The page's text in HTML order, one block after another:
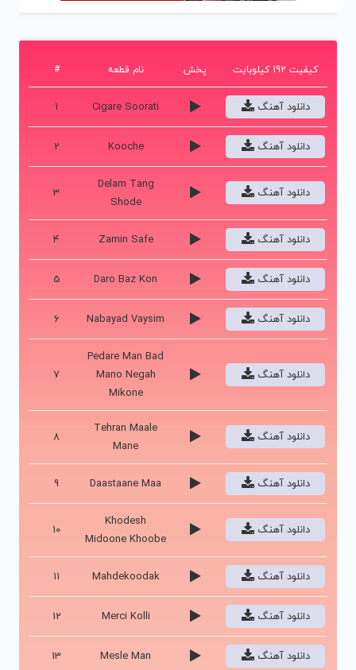
# نام قطعه پخش کیفیت 192 کیلوبایت
1 Cigare Soorati دانلود آهنگ
2 Kooche دانلود آهنگ
3
Delam Tang
Shode
دانلود آهنگ
4 Zamin Safe دانلود آهنگ
5 Daro Baz Kon دانلود آهنگ
6 Nabayad Vaysim دانلود آهنگ
7
Pedare Man Bad
Mano Negah
Mikone
دانلود آهنگ
8
Tehran Maale
Mane
دانلود آهنگ
9 Daastaane Maa دانلود آهنگ
10
Khodesh
Midoone Khoobe
دانلود آهنگ
11 Mahdekoodak دانلود آهنگ
12 Merci Kolli دانلود آهنگ
13 Mesle Man دانلود آهنگ